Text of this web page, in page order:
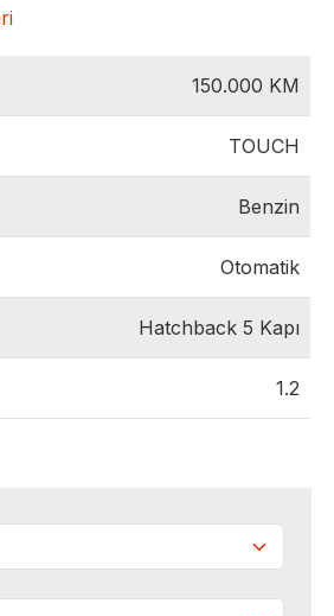
150.000 KM
TOUCH
Benzin
Otomatik
Hatchback 5 Kapı
1.2